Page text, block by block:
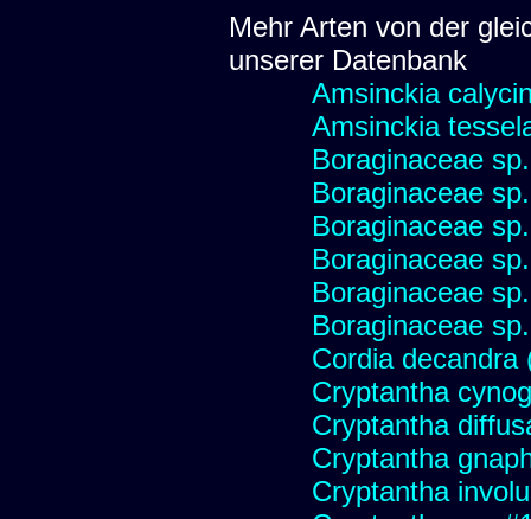
Mehr Arten von der
unserer Datenbank
Amsinckia
Amsinckia
Boraginaceae
Boraginaceae
Boraginaceae
Boraginaceae
Boraginaceae
Boraginaceae
Cordia decandra
Cryptantha
Cryptantha
Cryptantha
Cryptantha